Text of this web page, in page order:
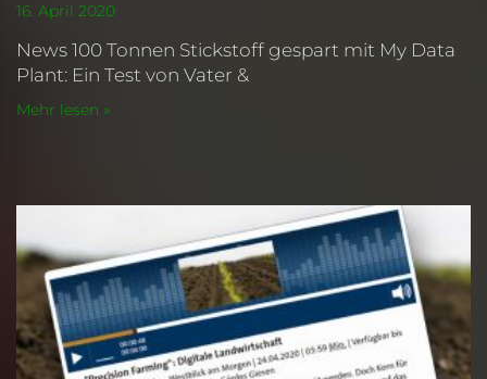
16. April 2020
News 100 Tonnen Stickstoff gespart mit My Data
Plant: Ein Test von Vater &
Mehr lesen »